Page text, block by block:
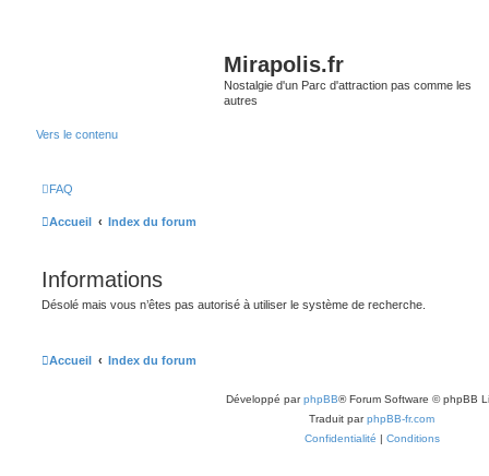
Mirapolis.fr
Nostalgie d'un Parc d'attraction pas comme les
autres
Vers le contenu
FAQ
Accueil Index du forum
Informations
Désolé mais vous n’êtes pas autorisé à utiliser le système de recherche.
Accueil Index du forum
Développé parphpBB® Forum Software © phpBB
Traduit parphpBB-fr.com
Confidentialité | Conditions